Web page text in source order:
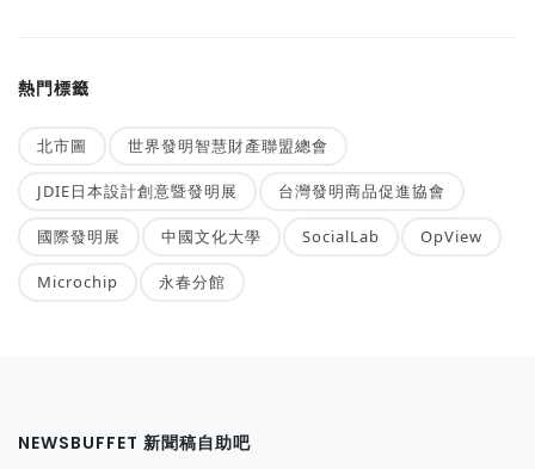
熱門標籤
北市圖 世界發明智慧財產聯盟總會
JDIE日本設計創意暨發明展 台灣發明商品促進協會
國際發明展 中國文化大學 SocialLab OpView
Microchip 永春分館
NEWSBUFFET 新聞稿自助吧